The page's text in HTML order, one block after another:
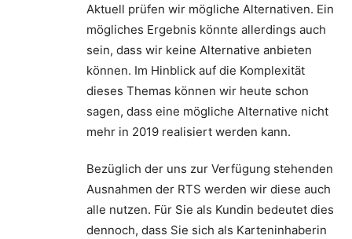
Aktuell prüfen wir mögliche Alternativen. Ein
mögliches Ergebnis könnte allerdings auch
sein, dass wir keine Alternative anbieten
können. Im Hinblick auf die Komplexität
dieses Themas können wir heute schon
sagen, dass eine mögliche Alternative nicht
mehr in 2019 realisiert werden kann.
Bezüglich der uns zur Verfügung stehenden
Ausnahmen der RTS werden wir diese auch
alle nutzen. Für Sie als Kundin bedeutet dies
dennoch, dass Sie sich als Karteninhaberin